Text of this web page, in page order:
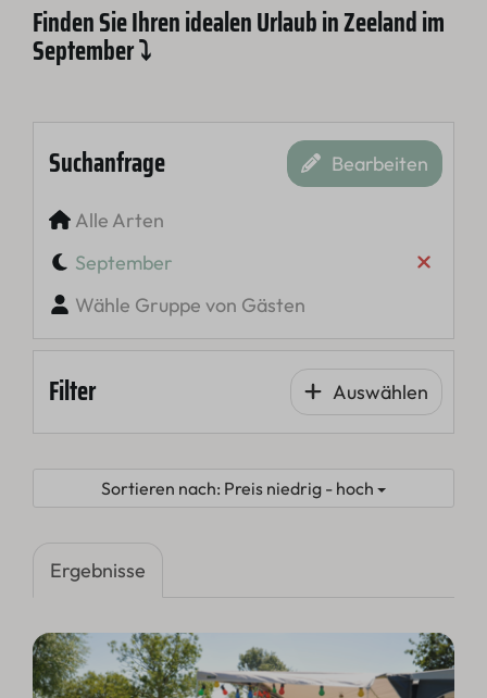
Finden Sie Ihren idealen Urlaub in Zeeland im
September ⤵
Suchanfrage Bearbeiten
Alle Arten
September
Wähle Gruppe von Gästen
Filter Auswählen
Sortieren nach: Preis niedrig - hoch
Ergebnisse